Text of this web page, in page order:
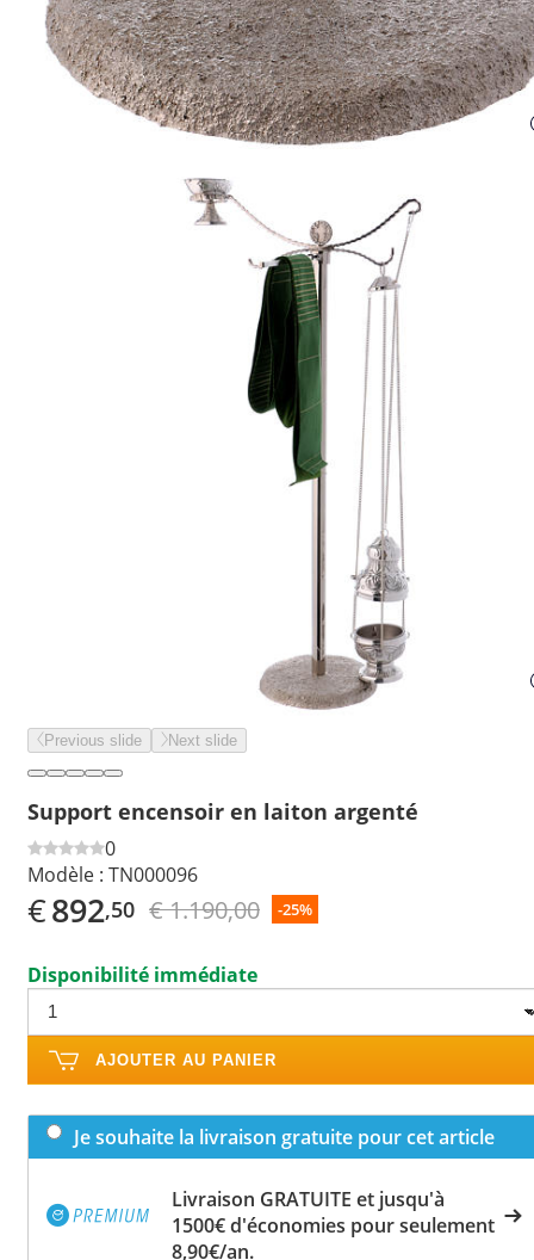
Previous slide Next slide
Support encensoir en laiton argenté
0
Modèle : TN000096
€892,50 € 1.190,00 -25%
Disponibilité immédiate
AJOUTER AU PANIER
Je souhaite la livraison gratuite pour cet article
Livraison GRATUITE et jusqu'à
1500€ d'économies pour seulement
8,90€/an.